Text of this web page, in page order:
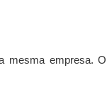
empresa.